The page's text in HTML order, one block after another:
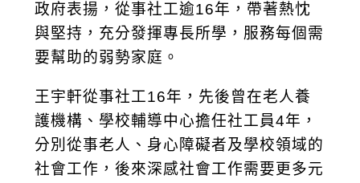
政府表揚，從事社工逾16年，帶著熱忱
與堅持，充分發揮專長所學，服務每個需
要幫助的弱勢家庭。
王宇軒從事社工16年，先後曾在老人養
護機構、學校輔導中心擔任社工員4年，
分別從事老人、身心障礙者及學校領域的
社會工作，後來深感社會工作需要更多元